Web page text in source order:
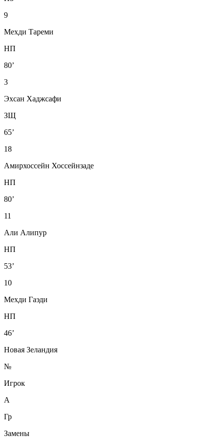
9
Мехди Тареми
НП
80’
3
Эхсан Хаджсафи
ЗЩ
65’
18
Амирхоссейн Хоссейнзаде
НП
80’
11
Али Алипур
НП
53’
10
Мехди Гаэди
НП
46’
Новая Зеландия
№
Игрок
А
Гр
Замены